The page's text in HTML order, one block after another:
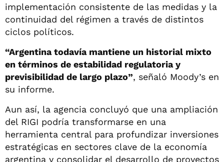
implementación consistente de las medidas y la
continuidad del régimen a través de distintos
ciclos políticos.
“Argentina todavía mantiene un historial mixto
en términos de estabilidad regulatoria y
previsibilidad de largo plazo”, señaló Moody’s en
su informe.
Aun así, la agencia concluyó que una ampliación
del RIGI podría transformarse en una
herramienta central para profundizar inversiones
estratégicas en sectores clave de la economía
argentina y consolidar el desarrollo de proyectos